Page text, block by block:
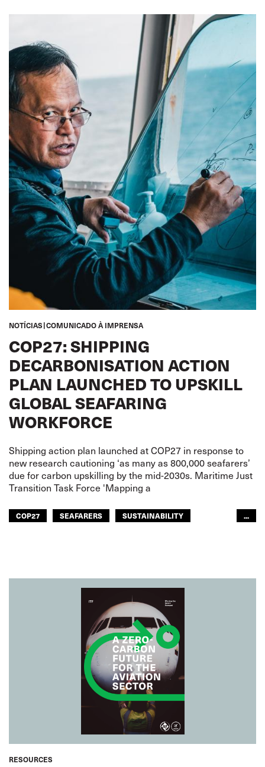
NOTÍCIAS COMUNICADO À IMPRENSA
COP27: SHIPPING
DECARBONISATION ACTION
PLAN LAUNCHED TO UPSKILL
GLOBAL SEAFARING
WORKFORCE
Shipping action plan launched at COP27 in response to
new research cautioning ‘as many as 800,000 seafarers’
due for carbon upskilling by the mid-2030s. Maritime Just
Transition Task Force 'Mapping a
COP27 SEAFARERS
SUSTAINABILITY
...
RESOURCES